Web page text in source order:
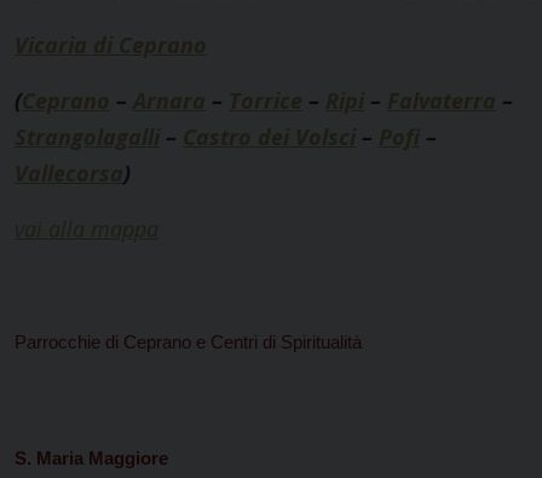
Vicaria di Ceprano
(Ceprano – Arnara – Torrice – Ripi – Falvaterra –
Strangolagalli – Castro dei Volsci – Pofi –
Vallecorsa)
vai alla mappa
Parrocchie di Ceprano e Centri di Spiritualità
S. Maria Maggiore